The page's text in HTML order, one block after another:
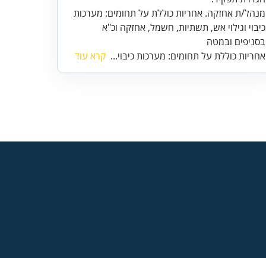
מנהל/ת אחזקה. אחריות כוללת על תחומים: מערכות
בסניפים ובמטה
אחריות כוללת על תחומים: מערכות כיבוי... קרא עוד